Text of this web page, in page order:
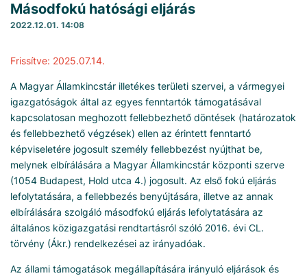
Másodfokú hatósági eljárás
2022.12.01. 14:08
Frissítve: 2025.07.14.
A Magyar Államkincstár illetékes területi szervei, a vármegyei
igazgatóságok által az egyes fenntartók támogatásával
kapcsolatosan meghozott fellebbezhető döntések (határozatok
és fellebbezhető végzések) ellen az érintett fenntartó
képviseletére jogosult személy fellebbezést nyújthat be,
melynek elbírálására a Magyar Államkincstár központi szerve
(1054 Budapest, Hold utca 4.) jogosult. Az első fokú eljárás
lefolytatására, a fellebbezés benyújtására, illetve az annak
elbírálására szolgáló másodfokú eljárás lefolytatására az
általános közigazgatási rendtartásról szóló 2016. évi CL.
törvény (Ákr.) rendelkezései az irányadóak.
Az állami támogatások megállapítására irányuló eljárások és